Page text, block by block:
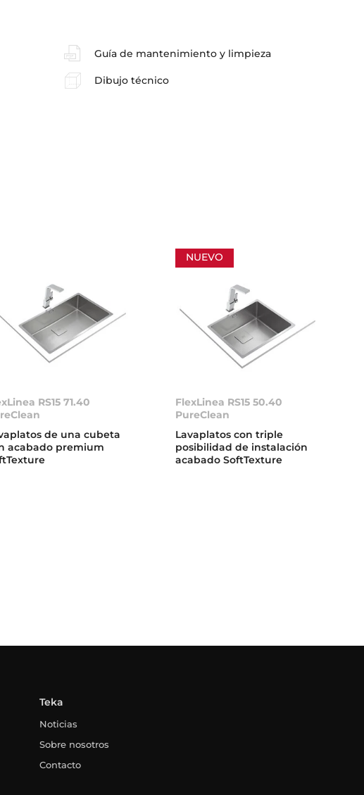
Guía de mantenimiento y limpieza
Dibujo técnico
RS15 71.40
de una cubeta
acabado premium
NUEVO
FlexLinea RS15 50.40
PureClean
Lavaplatos con triple
posibilidad de instalación
acabado SoftTexture
Teka
Noticias
Sobre nosotros
Contacto